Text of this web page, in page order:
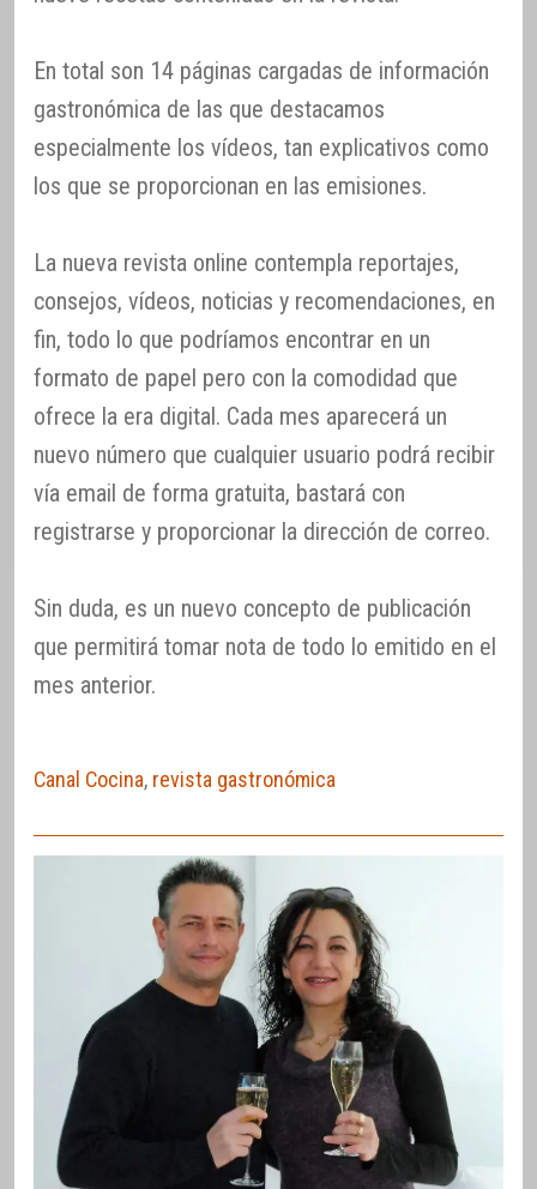
En total son 14 páginas cargadas de información
gastronómica de las que destacamos
especialmente los vídeos, tan explicativos como
los que se proporcionan en las emisiones.
La nueva revista online contempla reportajes,
consejos, vídeos, noticias y recomendaciones, en
fin, todo lo que podríamos encontrar en un
formato de papel pero con la comodidad que
ofrece la era digital. Cada mes aparecerá un
nuevo número que cualquier usuario podrá recibir
vía email de forma gratuita, bastará con
registrarse y proporcionar la dirección de correo.
Sin duda, es un nuevo concepto de publicación
que permitirá tomar nota de todo lo emitido en el
mes anterior.
Canal Cocina, revista gastronómica